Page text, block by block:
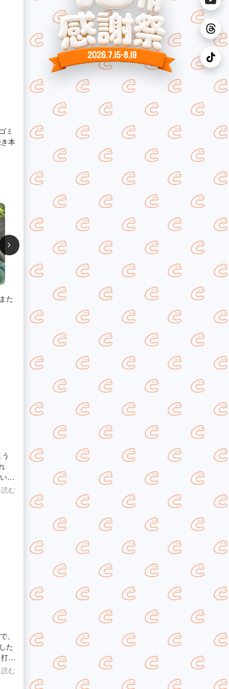
ミ
本
た
ま
む
、
た
作む